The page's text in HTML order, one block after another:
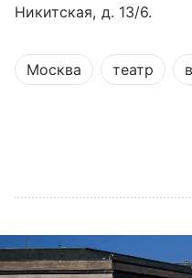
Никитская, д. 13/6.
Москва театр